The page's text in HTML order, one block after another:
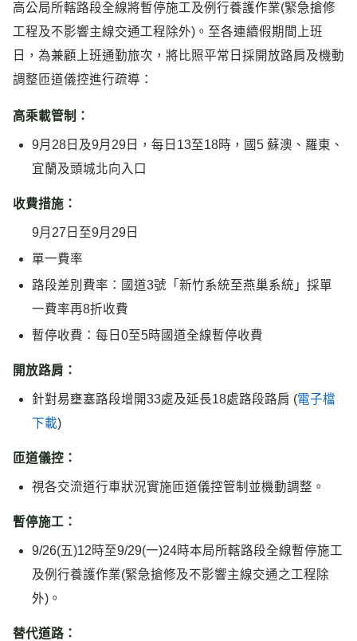
高公局所轄路段全線將暫停施工及例行養護作業(緊急搶修
工程及不影響主線交通工程除外)。至各連續假期間上班
日，為兼顧上班通勤旅次，將比照平常日採開放路肩及機動
調整匝道儀控進行疏導：
高乘載管制：
9月28日及9月29日，每日13至18時，國5 蘇澳、羅東、
宜蘭及頭城北向入口
收費措施：
9月27日至9月29日
單一費率
路段差別費率：國道3號「新竹系統至燕巢系統」採單
一費率再8折收費
暫停收費：每日0至5時國道全線暫停收費
開放路肩：
針對易壅塞路段增開33處及延長18處路段路肩 (電子檔
下載)
匝道儀控：
視各交流道行車狀況實施匝道儀控管制並機動調整。
暫停施工：
9/26(五)12時至9/29(一)24時本局所轄路段全線暫停施工
及例行養護作業(緊急搶修及不影響主線交通之工程除
外)。
替代道路：